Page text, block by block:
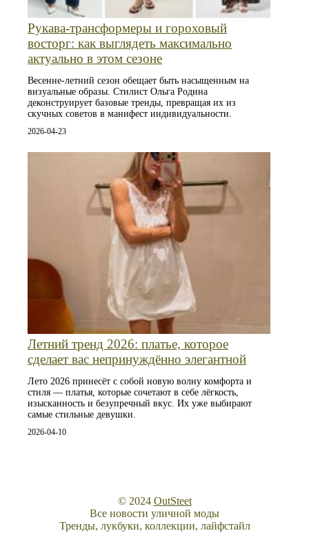
Рукава-трансформеры и гороховый
восторг: как выглядеть максимально
актуально в этом сезоне
Весенне-летний сезон обещает быть насыщенным на
визуальные образы. Стилист Ольга Родина
деконструирует базовые тренды, превращая их из
скучных советов в манифест индивидуальности.
2026-04-23
Летний тренд 2026: платье, которое
сделает вас непринуждённо элегантной
Лето 2026 принесёт с собой новую волну комфорта и
стиля — платья, которые сочетают в себе лёгкость,
изысканность и безупречный вкус. Их уже выбирают
самые стильные девушки.
2026-04-10
© 2024 OutSteet
Все новости уличной моды
Тренды, лукбуки, коллекции, лайфстайл